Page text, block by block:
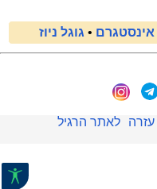
אינסטגרם • גוגל ניוז
עזרה
לאתר הרגיל